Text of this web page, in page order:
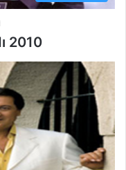
2010